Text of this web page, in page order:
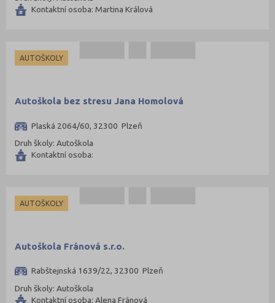
Kontaktní osoba: Martina Králová
AUTOŠKOLY
Autoškola bez stresu Jana Homolová
Plaská 2064/60, 32300 Plzeň
Druh školy: Autoškola
Kontaktní osoba:
AUTOŠKOLY
Autoškola Fránová s.r.o.
Rabštejnská 1639/22, 32300 Plzeň
Druh školy: Autoškola
Kontaktní osoba: Alena Fránová